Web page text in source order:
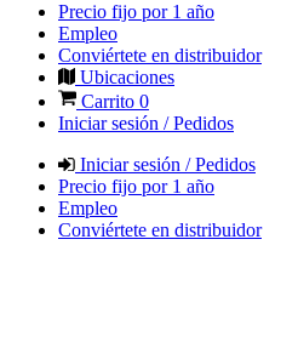
Precio fijo por 1 año
Empleo
Conviértete en distribuidor
Ubicaciones
Carrito 0
Iniciar sesión / Pedidos
Iniciar sesión / Pedidos
Precio fijo por 1 año
Empleo
Conviértete en distribuidor